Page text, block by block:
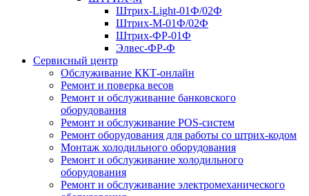
Штрих-Light-01Ф/02Ф
Штрих-М-01Ф/02Ф
Штрих-ФР-01Ф
Элвес-ФР-Ф
Сервисный центр
Обслуживание ККТ-онлайн
Ремонт и поверка весов
Ремонт и обслуживание банковского
оборудования
Ремонт и обслуживание POS-систем
Ремонт оборудования для работы со штрих-кодом
Монтаж холодильного оборудования
Ремонт и обслуживание холодильного
оборудования
Ремонт и обслуживание электромеханического